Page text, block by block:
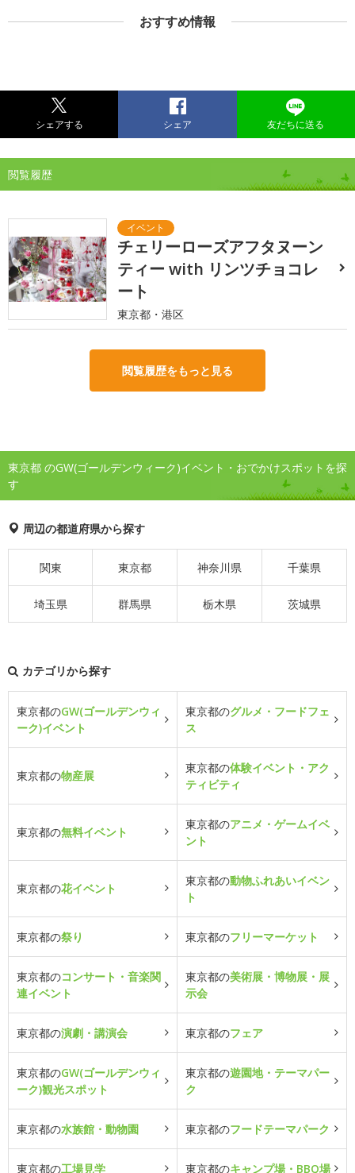
おすすめ情報
シェアする シェア 友だちに送る
閲覧履歴
チェリーローズアフタヌーン
ティー with リンツチョコレ
ート
東京都・港区
閲覧履歴をもっと見る
東京都 のGW(ゴールデンウィーク)イベント・おでかけスポットを探
す
周辺の都道府県から探す
関東 東京都 神奈川県 千葉県
埼玉県 群馬県 栃木県 茨城県
カテゴリから探す
東京都のGW(ゴールデンウィ
ーク)イベント
東京都のグルメ・フードフェ
ス
東京都の物産展
東京都の体験イベント・アク
ティビティ
東京都の無料イベント
東京都のアニメ・ゲームイベ
ント
東京都の花イベント
東京都の動物ふれあいイベン
ト
東京都の祭り 東京都のフリーマーケット
東京都のコンサート・音楽関
連イベント
東京都の美術展・博物展・展
示会
東京都の演劇・講演会 東京都のフェア
東京都のGW(ゴールデンウィ
ーク)観光スポット
東京都の遊園地・テーマパー
ク
東京都の水族館・動物園 東京都のフードテーマパーク
東京都の工場見学 東京都のキャンプ場・BBQ場